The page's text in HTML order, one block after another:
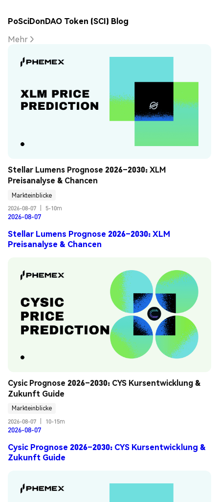
PoSciDonDAO Token (SCI) Blog
Mehr
Stellar Lumens Prognose 2026–2030: XLM
Preisanalyse & Chancen
Markteinblicke
2026-08-07
5-10m
2026-08-07
Stellar Lumens Prognose 2026–2030: XLM
Preisanalyse & Chancen
Cysic Prognose 2026–2030: CYS Kursentwicklung &
Zukunft Guide
Markteinblicke
2026-08-07
10-15m
2026-08-07
Cysic Prognose 2026–2030: CYS Kursentwicklung &
Zukunft Guide